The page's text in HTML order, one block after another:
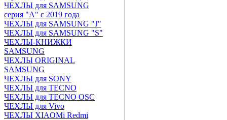
ЧЕХЛЫ для SAMSUNG
серия "A" с 2019 года
ЧЕХЛЫ для SAMSUNG "J"
ЧЕХЛЫ для SAMSUNG "S"
ЧЕХЛЫ-КНИЖКИ
SAMSUNG
ЧЕХЛЫ ORIGINAL
SAMSUNG
ЧЕХЛЫ для SONY
ЧЕХЛЫ для TECNO
ЧЕХЛЫ для TECNO OSC
ЧЕХЛЫ для Vivo
ЧЕХЛЫ XIAOMi Redmi